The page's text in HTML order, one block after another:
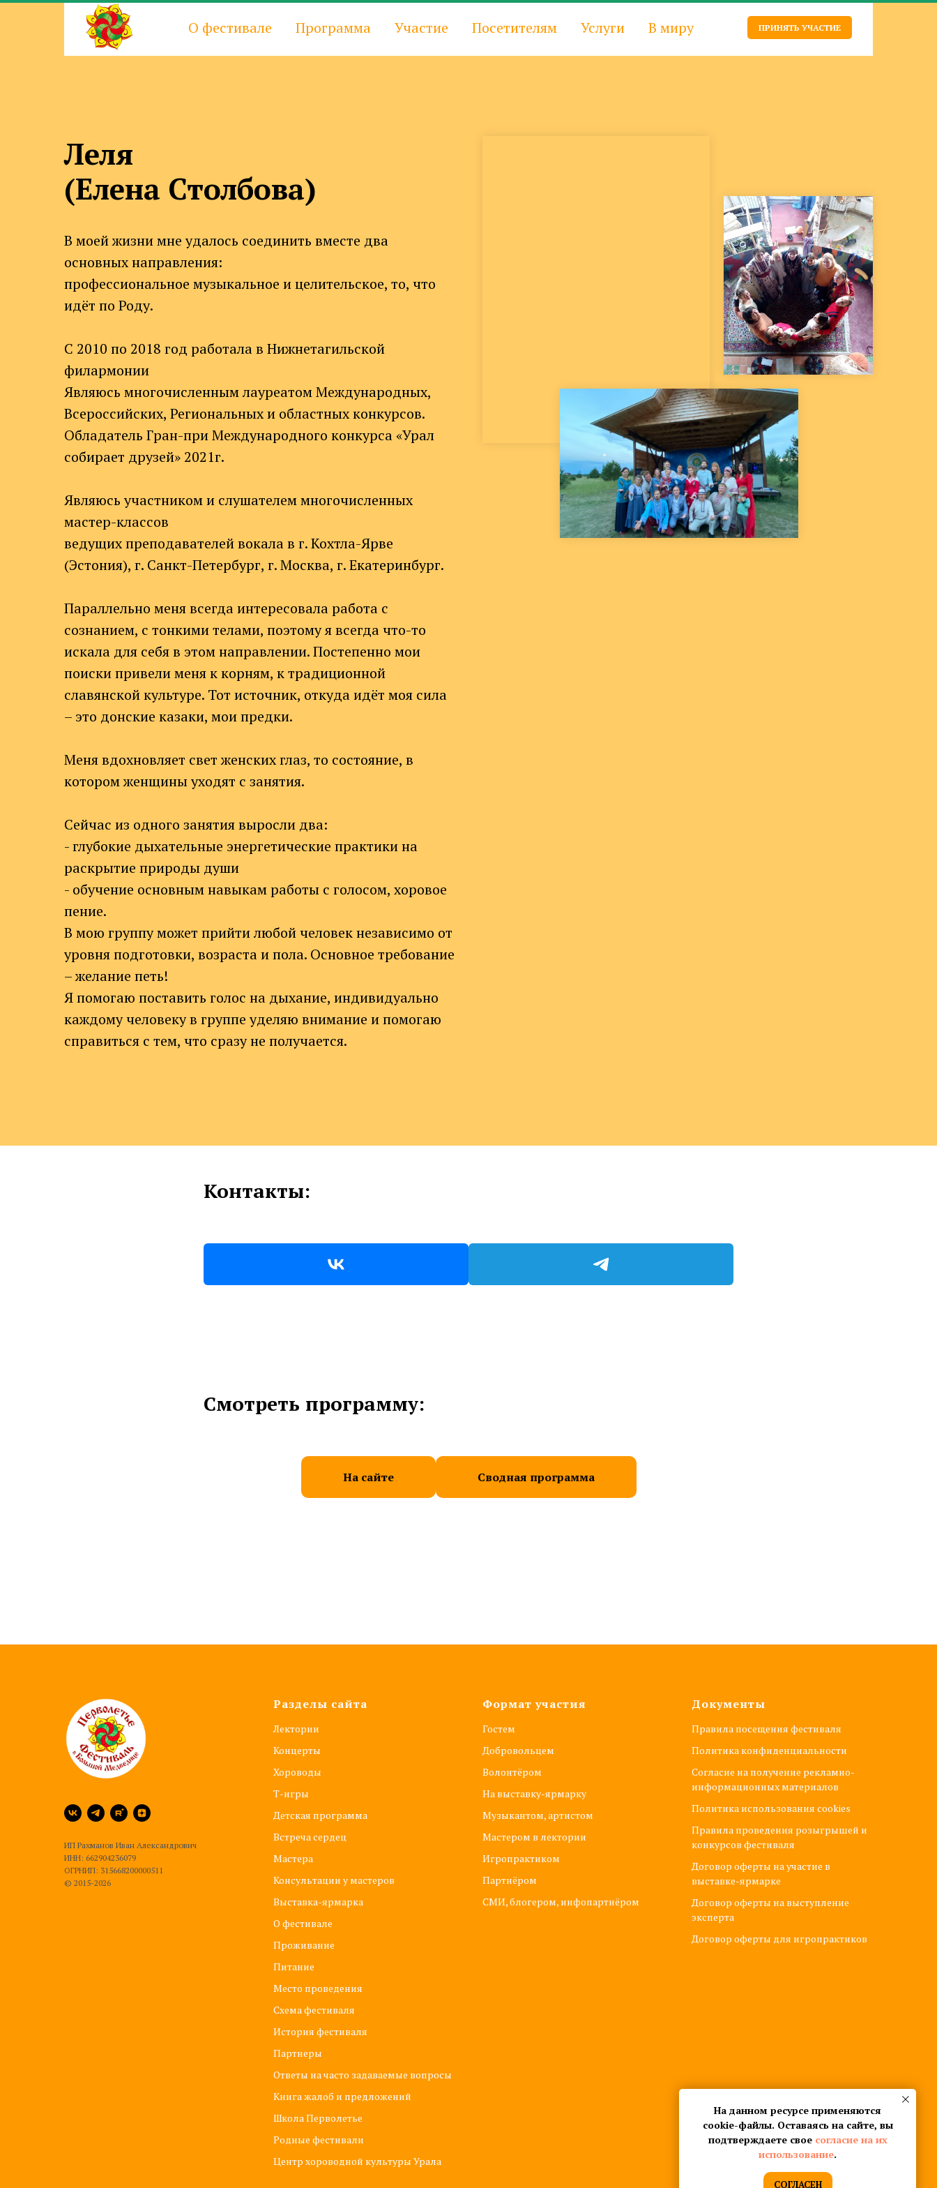
О фестивале Программа Участие Посетителям Услуги В миру ПРИНЯТЬ УЧАСТИЕ
Леля
(Елена Столбова)
В моей жизни мне удалось соединить вместе два
основных направления:
профессиональное музыкальное и целительское, то, что
идёт по Роду.
С 2010 по 2018 год работала в Нижнетагильской
филармонии
Являюсь многочисленным лауреатом Международных,
Всероссийских, Региональных и областных конкурсов.
Обладатель Гран-при Международного конкурса «Урал
собирает друзей» 2021г.
Являюсь участником и слушателем многочисленных
мастер-классов
ведущих преподавателей вокала в г. Кохтла-Ярве
(Эстония), г. Санкт-Петербург, г. Москва, г. Екатеринбург.
Параллельно меня всегда интересовала работа с
сознанием, с тонкими телами, поэтому я всегда что-то
искала для себя в этом направлении. Постепенно мои
поиски привели меня к корням, к традиционной
славянской культуре. Тот источник, откуда идёт моя сила
– это донские казаки, мои предки.
Меня вдохновляет свет женских глаз, то состояние, в
котором женщины уходят с занятия.
Сейчас из одного занятия выросли два:
- глубокие дыхательные энергетические практики на
раскрытие природы души
- обучение основным навыкам работы с голосом, хоровое
пение.
В мою группу может прийти любой человек независимо от
уровня подготовки, возраста и пола. Основное требование
– желание петь!
Я помогаю поставить голос на дыхание, индивидуально
каждому человеку в группе уделяю внимание и помогаю
справиться с тем, что сразу не получается.
Контакты:
Смотреть программу:
На сайте Сводная программа
ИП Рахманов Иван Александрович
ИНН: 662904236079
ОГРНИП: 315668200000511
© 2015-2026
Разделы сайта
Лектории
Концерты
Хороводы
Т-игры
Детская программа
Встреча сердец
Мастера
Консультации у мастеров
Выставка-ярмарка
О фестивале
Проживание
Питание
Место проведения
Схема фестиваля
История фестиваля
Партнеры
Ответы на часто задаваемые вопросы
Книга жалоб и предложений
Школа Перволетье
Родные фестивали
Центр хороводной культуры Урала
Формат участия
Гостем
Добровольцем
Волонтёром
На выставку-ярмарку
Музыкантом, артистом
Мастером в лектории
Игропрактиком
Партнёром
СМИ, блогером, инфопартнёром
Документы
Правила посещения фестиваля
Политика конфиденциальности
Согласие на получение рекламно-
информационных материалов
Политика использования cookies
Правила проведения розыгрышей и
конкурсов фестиваля
Договор оферты на участие в
выставке-ярмарке
Договор оферты на выступление
эксперта
Договор оферты для игропрактиков
На данном ресурсе применяются
cookie-файлы. Оставаясь на сайте, вы
подтверждаете свое согласие на их
использование.
СОГЛАСЕН